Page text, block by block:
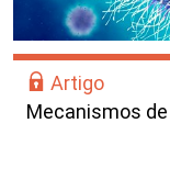
Artigo
Mecanismos